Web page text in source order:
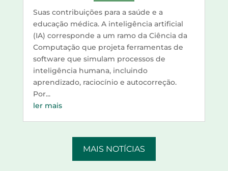
Suas contribuições para a saúde e a
educação médica. A inteligência artificial
(IA) corresponde a um ramo da Ciência da
Computação que projeta ferramentas de
software que simulam processos de
inteligência humana, incluindo
aprendizado, raciocínio e autocorreção.
Por...
ler mais
MAIS NOTÍCIAS